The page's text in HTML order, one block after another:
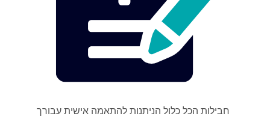
חבילות הכל כלול הניתנות להתאמה אישית עבורך